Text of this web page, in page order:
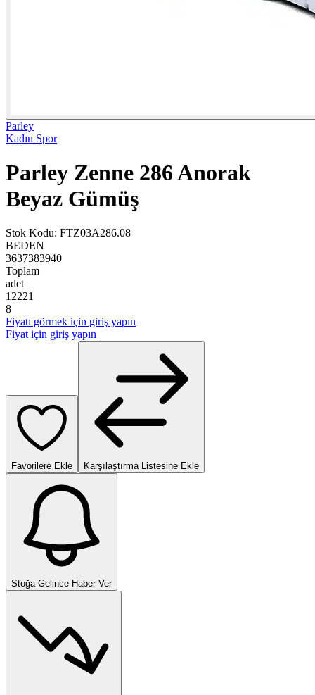
Parley
Kadın Spor
Parley Zenne 286 Anorak
Beyaz Gümüş
Stok Kodu: FTZ03A286.08
BEDEN
3637383940
Toplam
adet
12221
8
Fiyatı görmek için giriş yapın
Fiyat için giriş yapın
Favorilere Ekle Karşılaştırma Listesine Ekle
Stoğa Gelince Haber Ver